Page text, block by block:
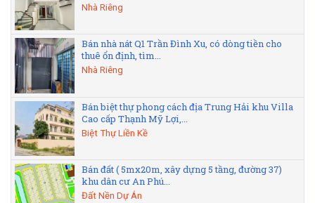
Nhà Riêng
Bán nhà nát Q1 Trần Đình Xu, có dòng tiền cho
thuê ổn định, tìm...
Nhà Riêng
Bán biệt thự phong cách địa Trung Hải khu Villa
Cao cấp Thạnh Mỹ Lợi,...
Biệt Thự Liền Kề
Bán đất ( 5mx20m, xây dựng 5 tầng, đường 37)
khu dân cư An Phú...
Đất Nền Dự Án